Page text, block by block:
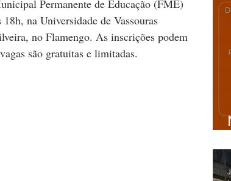
Permanente de Educação (FME)
na Universidade de Vassouras
no Flamengo. As inscrições podem
são gratuitas e limitadas.